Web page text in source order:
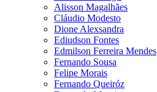
Alisson Magalhães
Cláudio Modesto
Dione Alexsandra
Ediudson Fontes
Edmilson Ferreira Mendes
Fernando Sousa
Felipe Morais
Fernando Queiróz